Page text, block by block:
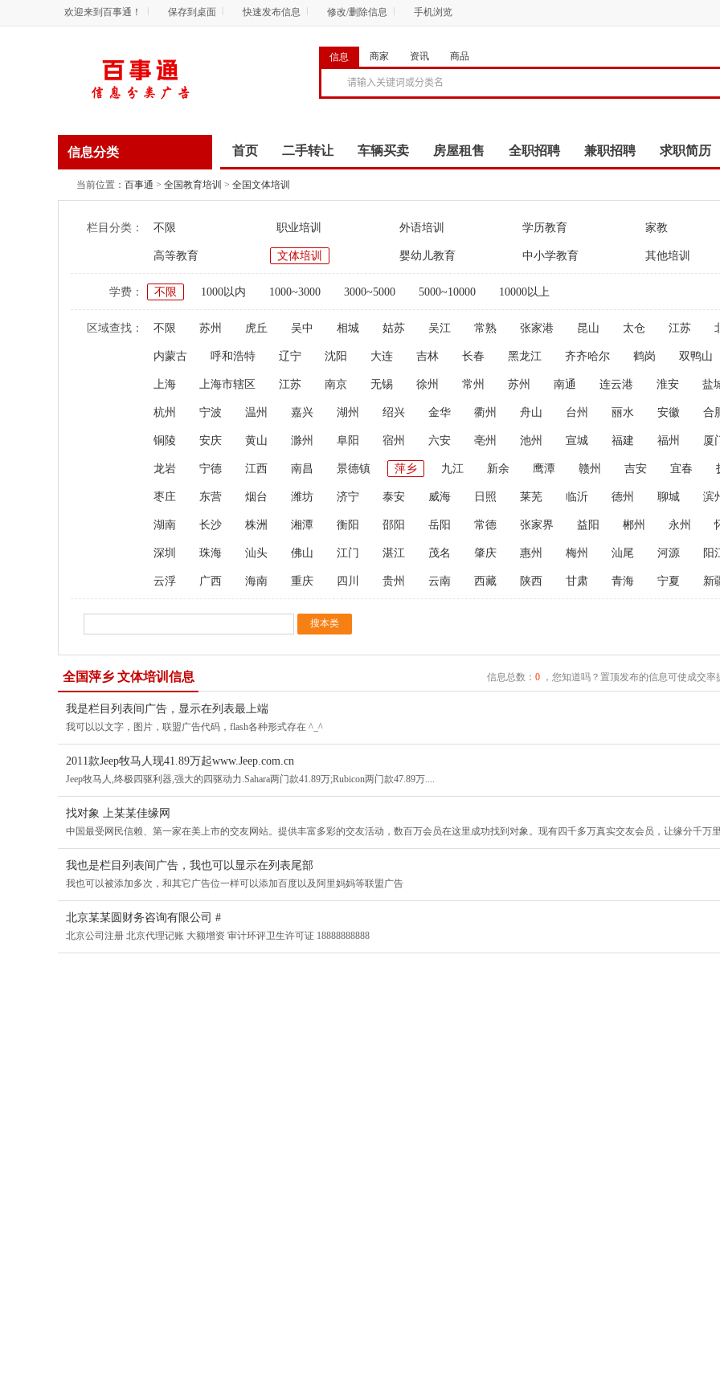
欢迎来到百事通！ 保存到桌面 快速发布信息 修改/删除信息 手机浏览
信息 商家 资讯 商品
信息分类 首页 二手转让 车辆买卖 房屋租售 全职招聘 兼职招聘 求职简历
商务服务
当前位置： 百事通 > 全国教育培训 > 全国文体培训
栏目分类： 不限 职业培训 外语培训 学历教育 家教
高等教育 文体培训 婴幼儿教育 中小学教育 其他培训
学费： 不限 1000以内 1000~3000 3000~5000 5000~10000 10000以上
区域查找： 不限 苏州 虎丘 吴中 相城 姑苏 吴江 常熟 张家港 昆山 太仓 江苏
内蒙古 呼和浩特 辽宁 沈阳 大连 吉林 长春 黑龙江 齐齐哈尔 鹤岗 双鸭山
上海 上海市辖区 江苏 南京 无锡 徐州 常州 苏州 南通 连云港 淮安 盐
杭州 宁波 温州 嘉兴 湖州 绍兴 金华 衢州 舟山 台州 丽水 安徽 合
铜陵 安庆 黄山 滁州 阜阳 宿州 六安 亳州 池州 宣城 福建 福州 厦
龙岩 宁德 江西 南昌 景德镇 萍乡 九江 新余 鹰潭 赣州 吉安 宜春
枣庄 东营 烟台 潍坊 济宁 泰安 威海 日照 莱芜 临沂 德州 聊城 滨
湖南 长沙 株洲 湘潭 衡阳 邵阳 岳阳 常德 张家界 益阳 郴州 永州
深圳 珠海 汕头 佛山 江门 湛江 茂名 肇庆 惠州 梅州 汕尾 河源 阳
云浮 广西 海南 重庆 四川 贵州 云南 西藏 陕西 甘肃 青海 宁夏 新
全国萍乡 文体培训信息 信息总数： 0，您知道吗？置顶发布的信息可使成交率
我是栏目列表间广告，显示在列表最上端
我可以以文字，图片，联盟广告代码，flash各种形式存在 ^_^
2011款Jeep牧马人现41.89万起www.Jeep.com.cn
Jeep牧马人,终极四驱利器,强大的四驱动力.Sahara两门款41.89万;Rubicon两门款47.89万....
找对象 上某某佳缘网
中国最受网民信赖、第一家在美上市的交友网站。提供丰富多彩的交友活动，数百万会员在这里成功找到对象。现有四千多万真实交友会员，让缘分千万
我也是栏目列表间广告，我也可以显示在列表尾部
我也可以被添加多次，和其它广告位一样可以添加百度以及阿里妈妈等联盟广告
北京某某圆财务咨询有限公司 #
北京公司注册 北京代理记账 大额增资 审计环评卫生许可证 18888888888